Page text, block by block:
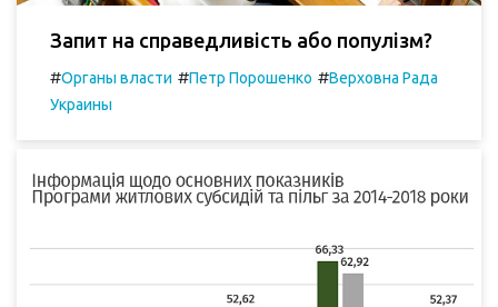
Запит на справедливість або популізм?
#Органы власти #Петр Порошенко #Верховна Рада
Украины